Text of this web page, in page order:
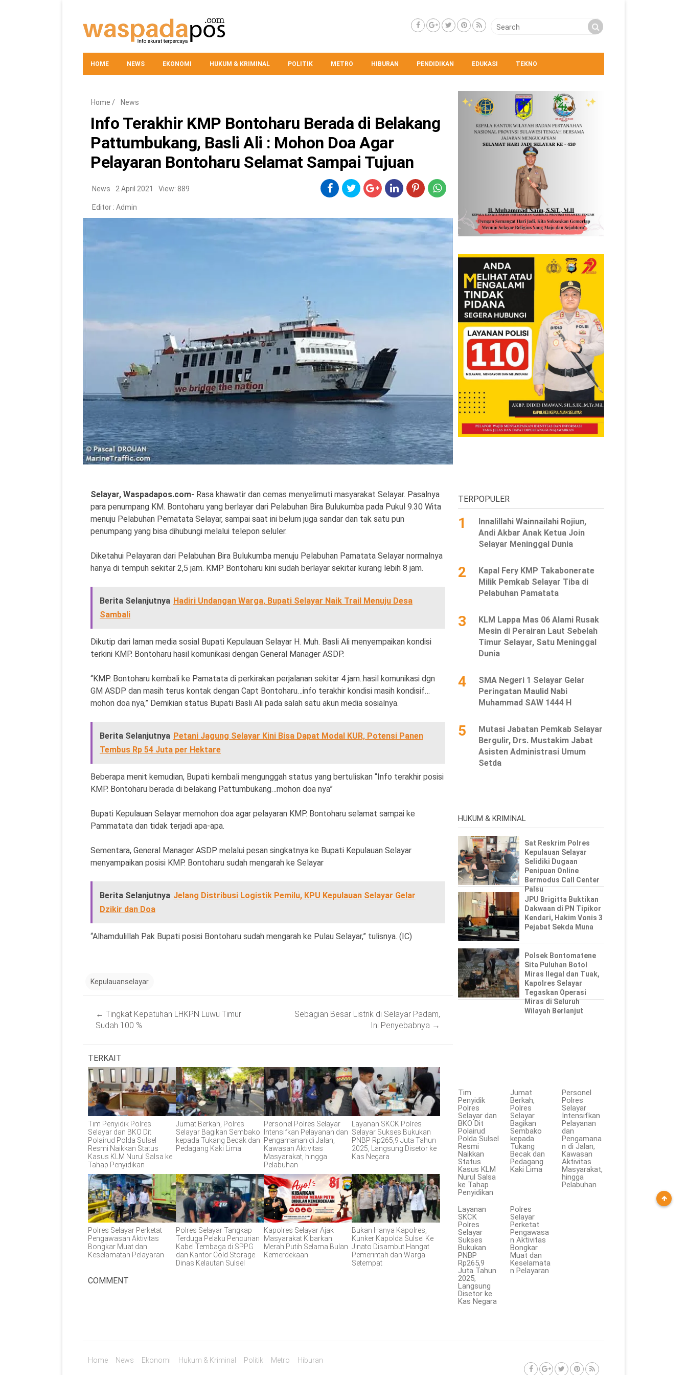
HOME NEWS EKONOMI HUKUM & KRIMINAL POLITIK METRO HIBURAN PENDIDIKAN EDUKASI TEKNO
Home / News
Info Terakhir KMP Bontoharu Berada di Belakang
Pattumbukang, Basli Ali : Mohon Doa Agar
Pelayaran Bontoharu Selamat Sampai Tujuan
News 2 April 2021 View: 889
Editor : Admin
Selayar, Waspadapos.com- Rasa khawatir dan cemas menyelimuti masyarakat Selayar. Pasalnya
para penumpang KM. Bontoharu yang berlayar dari Pelabuhan Bira Bulukumba pada Pukul 9.30 Wita
menuju Pelabuhan Pematata Selayar, sampai saat ini belum juga sandar dan tak satu pun
penumpang yang bisa dihubungi melalui telepon seluler.
Diketahui Pelayaran dari Pelabuhan Bira Bulukumba menuju Pelabuhan Pamatata Selayar normalnya
hanya di tempuh sekitar 2,5 jam. KMP Bontoharu kini sudah berlayar sekitar kurang lebih 8 jam.
Berita Selanjutnya Hadiri Undangan Warga, Bupati Selayar Naik Trail Menuju Desa
Sambali
Dikutip dari laman media sosial Bupati Kepulauan Selayar H. Muh. Basli Ali menyempaikan kondisi
terkini KMP. Bontoharu hasil komunikasi dengan General Manager ASDP.
“KMP. Bontoharu kembali ke Pamatata di perkirakan perjalanan sekitar 4 jam..hasil komunikasi dgn
GM ASDP dan masih terus kontak dengan Capt Bontoharu…info terakhir kondisi masih kondisif…
mohon doa nya,” Demikian status Bupati Basli Ali pada salah satu akun media sosialnya.
Berita Selanjutnya Petani Jagung Selayar Kini Bisa Dapat Modal KUR, Potensi Panen
Tembus Rp 54 Juta per Hektare
Beberapa menit kemudian, Bupati kembali mengunggah status yang bertuliskan “Info terakhir posisi
KMP. Bontoharu berada di belakang Pattumbukang…mohon doa nya”
Bupati Kepulauan Selayar memohon doa agar pelayaran KMP. Bontoharu selamat sampai ke
Pammatata dan tidak terjadi apa-apa.
Sementara, General Manager ASDP melalui pesan singkatnya ke Bupati Kepulauan Selayar
menyampaikan posisi KMP. Bontoharu sudah mengarah ke Selayar
Berita Selanjutnya Jelang Distribusi Logistik Pemilu, KPU Kepulauan Selayar Gelar
Dzikir dan Doa
“Alhamdulillah Pak Bupati posisi Bontoharu sudah mengarah ke Pulau Selayar,” tulisnya. (IC)
Kepulauanselayar
navigation
← Tingkat Kepatuhan LHKPN Luwu Timur
Sudah 100 %
Sebagian Besar Listrik di Selayar Padam,
Ini Penyebabnya →
TERKAIT
Tim Penyidik Polres
Selayar dan BKO Dit
Polairud Polda Sulsel
Resmi Naikkan Status
Kasus KLM Nurul Salsa ke
Tahap Penyidikan
Jumat Berkah, Polres
Selayar Bagikan Sembako
kepada Tukang Becak dan
Pedagang Kaki Lima
Personel Polres Selayar
Intensifkan Pelayanan dan
Pengamanan di Jalan,
Kawasan Aktivitas
Masyarakat, hingga
Pelabuhan
Layanan SKCK Polres
Selayar Sukses Bukukan
PNBP Rp265,9 Juta Tahun
2025, Langsung Disetor ke
Kas Negara
Polres Selayar Perketat
Pengawasan Aktivitas
Bongkar Muat dan
Keselamatan Pelayaran
Polres Selayar Tangkap
Terduga Pelaku Pencurian
Kabel Tembaga di SPPG
dan Kantor Cold Storage
Dinas Kelautan Sulsel
Kapolres Selayar Ajak
Masyarakat Kibarkan
Merah Putih Selama Bulan
Kemerdekaan
Bukan Hanya Kapolres,
Kunker Kapolda Sulsel Ke
Jinato Disambut Hangat
Pemerintah dan Warga
Setempat
COMMENT
TERPOPULER
1
Innalillahi Wainnailahi Rojiun,
Andi Akbar Anak Ketua Join
Selayar Meninggal Dunia
2
Kapal Fery KMP Takabonerate
Milik Pemkab Selayar Tiba di
Pelabuhan Pamatata
3
KLM Lappa Mas 06 Alami Rusak
Mesin di Perairan Laut Sebelah
Timur Selayar, Satu Meninggal
Dunia
4
SMA Negeri 1 Selayar Gelar
Peringatan Maulid Nabi
Muhammad SAW 1444 H
5
Mutasi Jabatan Pemkab Selayar
Bergulir, Drs. Mustakim Jabat
Asisten Administrasi Umum
Setda
HUKUM & KRIMINAL
Sat Reskrim Polres
Kepulauan Selayar
Selidiki Dugaan
Penipuan Online
Bermodus Call Center
Palsu
JPU Brigitta Buktikan
Dakwaan di PN Tipikor
Kendari, Hakim Vonis 3
Pejabat Sekda Muna
Polsek Bontomatene
Sita Puluhan Botol
Miras Ilegal dan Tuak,
Kapolres Selayar
Tegaskan Operasi
Miras di Seluruh
Wilayah Berlanjut
Tim
Penyidik
Polres
Selayar dan
BKO Dit
Polairud
Polda Sulsel
Resmi
Naikkan
Status
Kasus KLM
Nurul Salsa
ke Tahap
Penyidikan
Jumat
Berkah,
Polres
Selayar
Bagikan
Sembako
kepada
Tukang
Becak dan
Pedagang
Kaki Lima
Personel
Polres
Selayar
Intensifkan
Pelayanan
dan
Pengamana
n di Jalan,
Kawasan
Aktivitas
Masyarakat,
hingga
Pelabuhan
Layanan
SKCK
Polres
Selayar
Sukses
Bukukan
PNBP
Rp265,9
Juta Tahun
2025,
Langsung
Disetor ke
Kas Negara
Polres
Selayar
Perketat
Pengawasa
n Aktivitas
Bongkar
Muat dan
Keselamata
n Pelayaran
Home News Ekonomi Hukum & Kriminal Politik Metro Hiburan